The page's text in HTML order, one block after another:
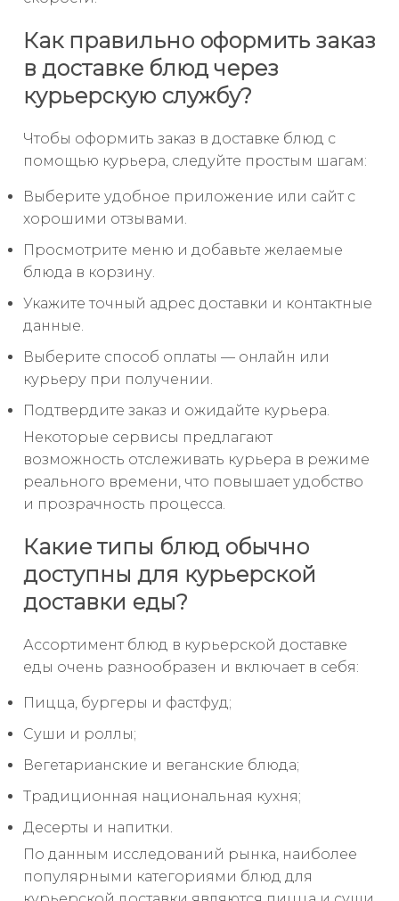
Как правильно оформить заказ
в доставке блюд через
курьерскую службу?
Чтобы оформить заказ в доставке блюд с
помощью курьера, следуйте простым шагам:
Выберите удобное приложение или сайт с
хорошими отзывами.
Просмотрите меню и добавьте желаемые
блюда в корзину.
Укажите точный адрес доставки и контактные
данные.
Выберите способ оплаты — онлайн или
курьеру при получении.
Подтвердите заказ и ожидайте курьера.
Некоторые сервисы предлагают
возможность отслеживать курьера в режиме
реального времени, что повышает удобство
и прозрачность процесса.
Какие типы блюд обычно
доступны для курьерской
доставки еды?
Ассортимент блюд в курьерской доставке
еды очень разнообразен и включает в себя:
Пицца, бургеры и фастфуд;
Суши и роллы;
Вегетарианские и веганские блюда;
Традиционная национальная кухня;
Десерты и напитки.
По данным исследований рынка, наиболее
популярными категориями блюд для